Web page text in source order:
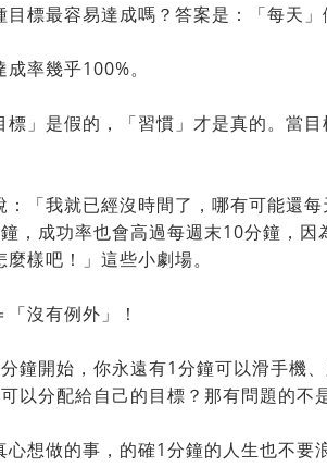
目標最容易達成嗎？答案是：「每天」
率幾乎100%。
標」是假的，「習慣」才是真的。當
：「我就已經沒時間了，哪有可能還
，成功率也會高過每週末10分鐘，
樣吧！」這些小劇場。
「沒有例外」！
鐘開始，你永遠有1分鐘可以滑手機
以分配給自己的目標？那有問題的不
心想做的事，的確1分鐘的人生也不要